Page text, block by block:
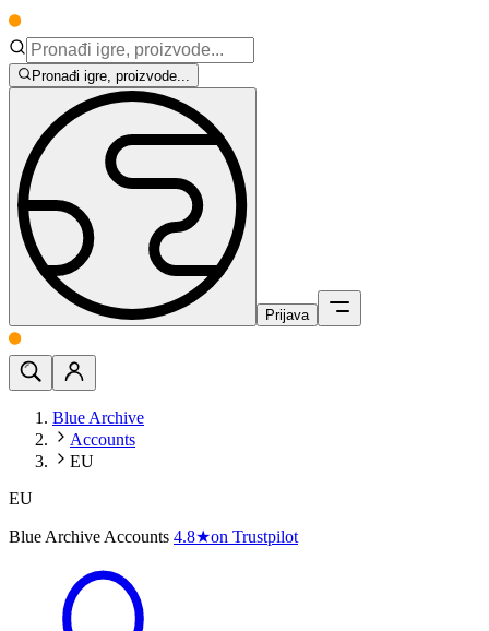
Pronađi igre, proizvode...
Prijava
Blue Archive
Accounts
EU
EU
Blue Archive Accounts 4.8★on Trustpilot